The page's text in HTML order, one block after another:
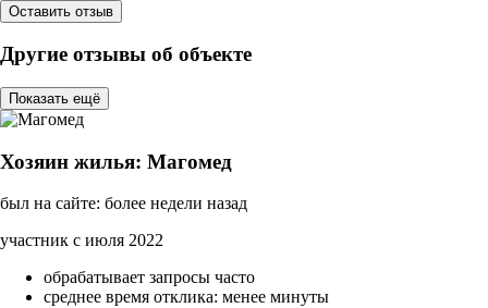
Оставить отзыв
Другие отзывы об объекте
Показать ещё
Хозяин жилья: Магомед
был на сайте: более недели назад
участник с июля 2022
обрабатывает запросы часто
среднее время отклика: менее минуты